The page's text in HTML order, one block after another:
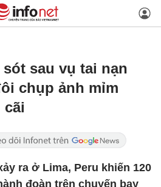
sau vụ tai nạn
chụp ảnh mỉm
cãi
ra ở Lima, Peru khiến 120
đoàn trên chuyến bay